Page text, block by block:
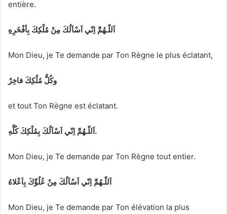
entière.
اَللّـهُمَّ اِنّي اَسْاَلُكَ مِنْ مُلْكِكَ بِأفْخَرِهِ
Mon Dieu, je Te demande par Ton Règne le plus éclatant,
وكُلُّ مُلْكِكَ فاخِرٌ
et tout Ton Règne est éclatant.
اَللّـهُمَّ اِنّي اَسْاَلُكَ بِمُلْكِكَ كُلِّهِ.
Mon Dieu, je Te demande par Ton Règne tout entier.
اَللّـهُمَّ اِنّي اَسْاَلُكَ مِنْ عُلُوِّكَ بِاَعْلاهُ
Mon Dieu, je Te demande par Ton élévation la plus